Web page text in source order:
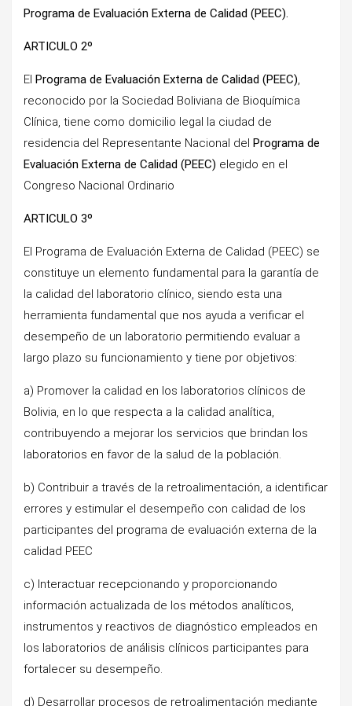
Programa de Evaluación Externa de Calidad (PEEC).
ARTICULO 2º
El Programa de Evaluación Externa de Calidad (PEEC),
reconocido por la Sociedad Boliviana de Bioquímica
Clínica, tiene como domicilio legal la ciudad de
residencia del Representante Nacional del Programa de
Evaluación Externa de Calidad (PEEC) elegido en el
Congreso Nacional Ordinario
ARTICULO 3º
El Programa de Evaluación Externa de Calidad (PEEC) se
constituye un elemento fundamental para la garantía de
la calidad del laboratorio clínico, siendo esta una
herramienta fundamental que nos ayuda a verificar el
desempeño de un laboratorio permitiendo evaluar a
largo plazo su funcionamiento y tiene por objetivos:
a) Promover la calidad en los laboratorios clínicos de
Bolivia, en lo que respecta a la calidad analítica,
contribuyendo a mejorar los servicios que brindan los
laboratorios en favor de la salud de la población.
b) Contribuir a través de la retroalimentación, a identificar
errores y estimular el desempeño con calidad de los
participantes del programa de evaluación externa de la
calidad PEEC
c) Interactuar recepcionando y proporcionando
información actualizada de los métodos analíticos,
instrumentos y reactivos de diagnóstico empleados en
los laboratorios de análisis clínicos participantes para
fortalecer su desempeño.
d) Desarrollar procesos de retroalimentación mediante